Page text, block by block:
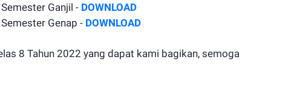
Ganjil - DOWNLOAD
Genap - DOWNLOAD
8 Tahun 2022 yang dapat kami bagikan, semoga